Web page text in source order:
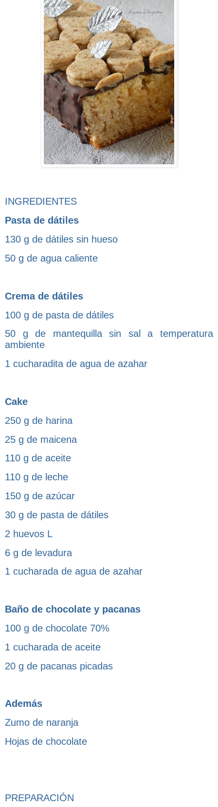
INGREDIENTES
Pasta de dátiles
130 g de dátiles sin hueso
50 g de agua caliente
Crema de dátiles
100 g de pasta de dátiles
50 g de mantequilla sin sal a temperatura
ambiente
1 cucharadita de agua de azahar
Cake
250 g de harina
25 g de maicena
110 g de aceite
110 g de leche
150 g de azúcar
30 g de pasta de dátiles
2 huevos L
6 g de levadura
1 cucharada de agua de azahar
Baño de chocolate y pacanas
100 g de chocolate 70%
1 cucharada de aceite
20 g de pacanas picadas
Además
Zumo de naranja
Hojas de chocolate
PREPARACIÓN